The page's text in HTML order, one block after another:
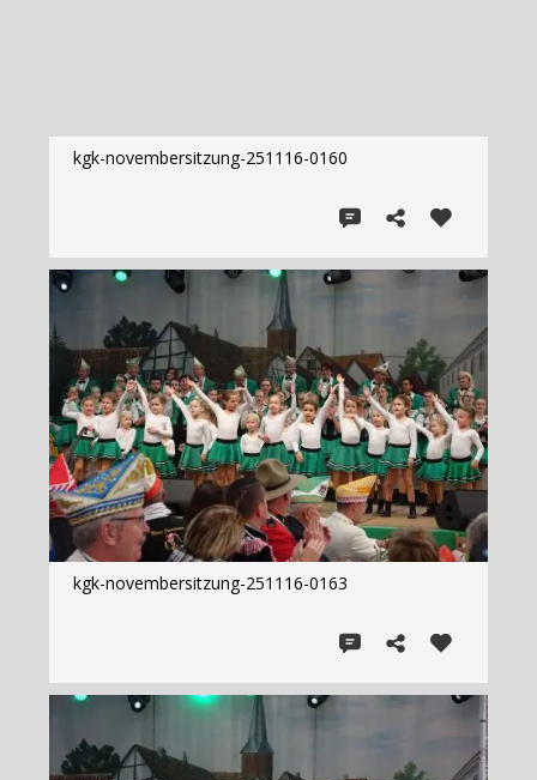
kgk-novembersitzung-251116-0160
kgk-novembersitzung-251116-0163